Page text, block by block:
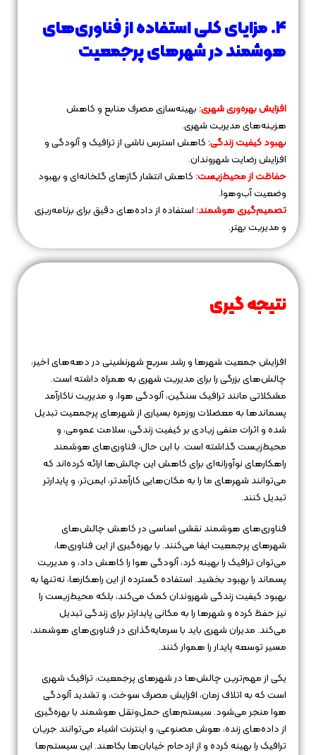
4. مزایای کلی استفاده از فناوری‌های
هوشمند در شهرهای پرجمعیت
افزایش بهره‌وری شهری:بهینه‌سازی مصرف منابع و کاهش
هزینه‌های مدیریت شهری.
بهبود کیفیت زندگی:کاهش استرس ناشی از ترافیک و آلودگی و
افزایش رضایت شهروندان.
حفاظت از محیط‌زیست:کاهش انتشار گازهای گلخانه‌ای و بهبود
وضعیت آب‌وهوا.
تصمیم‌گیری هوشمند:استفاده از داده‌های دقیق برای برنامه‌ریزی
و مدیریت بهتر.
نتیجه‌ گیری
افزایش جمعیت شهرها و رشد سریع شهرنشینی در دهه‌های اخیر،
چالش‌های بزرگی را برای مدیریت شهری به همراه داشته است.
مشکلاتی مانند ترافیک سنگین، آلودگی هوا، و مدیریت ناکارآمد
پسماندها به معضلات روزمره بسیاری از شهرهای پرجمعیت تبدیل
شده و اثرات منفی زیادی بر کیفیت زندگی، سلامت عمومی، و
محیط‌زیست گذاشته است. با این حال، فناوری‌های هوشمند
راهکارهای نوآورانه‌ای برای کاهش این چالش‌ها ارائه کرده‌اند که
می‌توانند شهرهای ما را به مکان‌هایی کارآمدتر، ایمن‌تر، و پایدارتر
تبدیل کنند.
فناوری‌های هوشمند نقشی اساسی در کاهش چالش‌های
شهرهای پرجمعیت ایفا می‌کنند. با بهره‌گیری از این فناوری‌ها،
می‌توان ترافیک را بهینه کرد، آلودگی هوا را کاهش داد، و مدیریت
پسماند را بهبود بخشید. استفاده گسترده از این راهکارها، نه‌تنها به
بهبود کیفیت زندگی شهروندان کمک می‌کند، بلکه محیط‌زیست را
نیز حفظ کرده و شهرها را به مکانی پایدارتر برای زندگی تبدیل
می‌کند. مدیران شهری باید با سرمایه‌گذاری در فناوری‌های هوشمند،
مسیر توسعه پایدار را هموار کنند.
یکی از مهم‌ترین چالش‌ها در شهرهای پرجمعیت، ترافیک شهری
است که به اتلاف زمان، افزایش مصرف سوخت، و تشدید آلودگی
هوا منجر می‌شود. سیستم‌های حمل‌ونقل هوشمند با بهره‌گیری
از داده‌های زنده، هوش مصنوعی، و اینترنت اشیاء می‌توانند جریان
ترافیک را بهینه کرده و از ازدحام خیابان‌ها بکاهند. این سیستم‌ها